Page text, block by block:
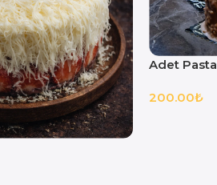
Adet Pasta
200.00₺